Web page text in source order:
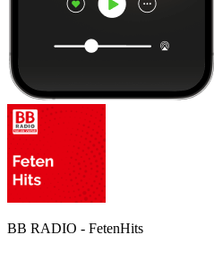
BB RADIO - FetenHits